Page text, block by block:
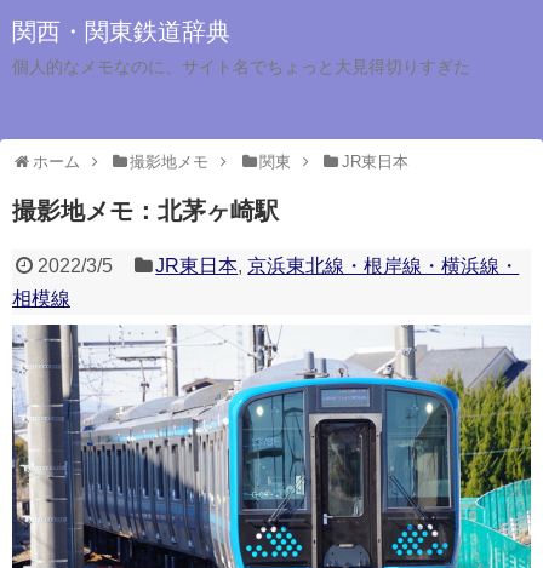
関西・関東鉄道辞典
個人的なメモなのに、サイト名でちょっと大見得切りすぎた
ホーム 撮影地メモ 関東 JR東日本
撮影地メモ：北茅ヶ崎駅
2022/3/5 JR東日本,京浜東北線・根岸線・横浜線・
相模線